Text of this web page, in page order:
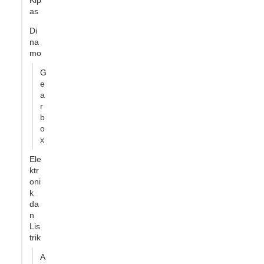
as
Di
na
mo
G
e
a
r
b
o
x
Ele
ktr
oni
k
da
n
Lis
trik
A